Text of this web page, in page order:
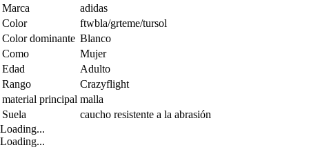
Marca
adidas
Color
ftwbla/grteme/tursol
Color dominante Blanco
Como
Mujer
Edad
Adulto
Rango
Crazyflight
material principal malla
Suela
caucho resistente a la abrasión
Loading...
Loading...